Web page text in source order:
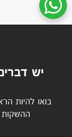
יש
בואו להיות
ההשקות
שיחת ווטסאפ עם